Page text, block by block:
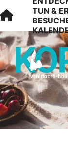
Visit Kop van
TUN &